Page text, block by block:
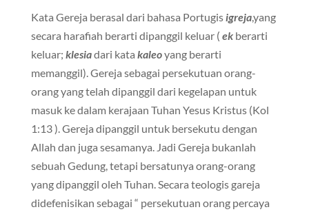
Kata Gereja berasal dari bahasa Portugisigreja,yang
secara harafiah berarti dipanggil keluar ( ekberarti
keluar; klesiadari kata kaleoyang berarti
memanggil). Gereja sebagai persekutuan orang-
orang yang telah dipanggil dari kegelapan untuk
masuk ke dalam kerajaan Tuhan Yesus Kristus (Kol
1:13 ). Gereja dipanggil untuk bersekutu dengan
Allah dan juga sesamanya. Jadi Gereja bukanlah
sebuah Gedung, tetapi bersatunya orang-orang
yang dipanggil oleh Tuhan. Secara teologis gareja
didefenisikan sebagai “ persekutuan orang percaya